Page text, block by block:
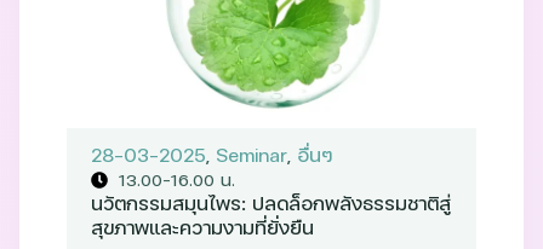
28-03-2025, Seminar, อื่นๆ
13.00-16.00 น.
นวัตกรรมสมุนไพร: ปลดล็อกพลังธรรมชาติสู่
สุขภาพและความงามที่ยั่งยืน